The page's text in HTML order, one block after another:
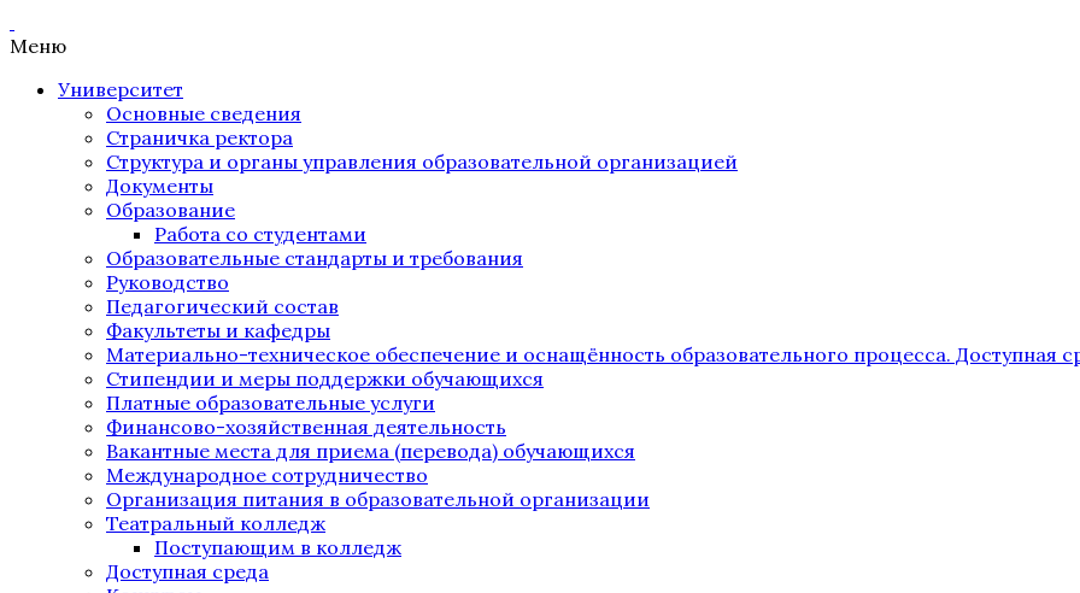
Меню
Университет
Основные сведения
Страничка ректора
Структура и органы управления образовательной организацией
Документы
Образование
Работа со студентами
Образовательные стандарты и требования
Руководство
Педагогический состав
Факультеты и кафедры
Материально-техническое обеспечение и оснащённость образовательного процесса. Доступная
Стипендии и меры поддержки обучающихся
Платные образовательные услуги
Финансово-хозяйственная деятельность
Вакантные места для приема (перевода) обучающихся
Международное сотрудничество
Организация питания в образовательной организации
Театральный колледж
Поступающим в колледж
Доступная среда